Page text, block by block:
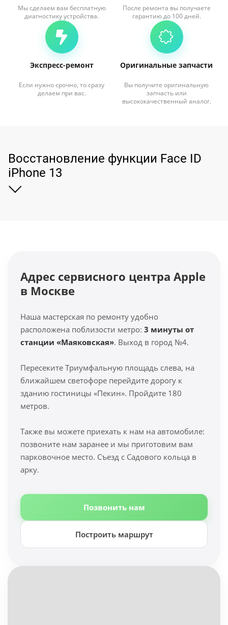
Мы сделаем вам бесплатную
диагностику устройства.
После ремонта вы получаете
гарантию до 100 дней.
Экспресс-ремонт
Если нужно срочно, то сразу
делаем при вас.
Оригинальные запчасти
Вы получите оригинальную
запчасть или
высококачественный аналог.
Восстановление функции Face ID
iPhone 13
Адрес сервисного центра Apple
в Москве
Наша мастерская по ремонту удобно
расположена поблизости метро: 3 минуты от
станции «Маяковская». Выход в город №4.
Пересеките Триумфальную площадь слева, на
ближайшем светофоре перейдите дорогу к
зданию гостиницы «Пекин». Пройдите 180
метров.
Также вы можете приехать к нам на автомобиле:
позвоните нам заранее и мы приготовим вам
парковочное место. Съезд с Садового кольца в
арку.
Позвонить нам
Построить маршрут